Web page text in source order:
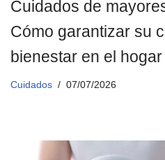
Cuidados de
Cómo garantizar su
bienestar en el hogar
Cuidados 07/07/2026